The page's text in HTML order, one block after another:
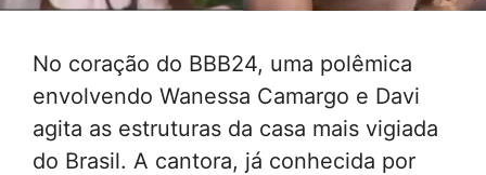
No coração do BBB24, uma polêmica
envolvendo Wanessa Camargo e Davi
agita as estruturas da casa mais vigiada
do Brasil. A cantora, já conhecida por